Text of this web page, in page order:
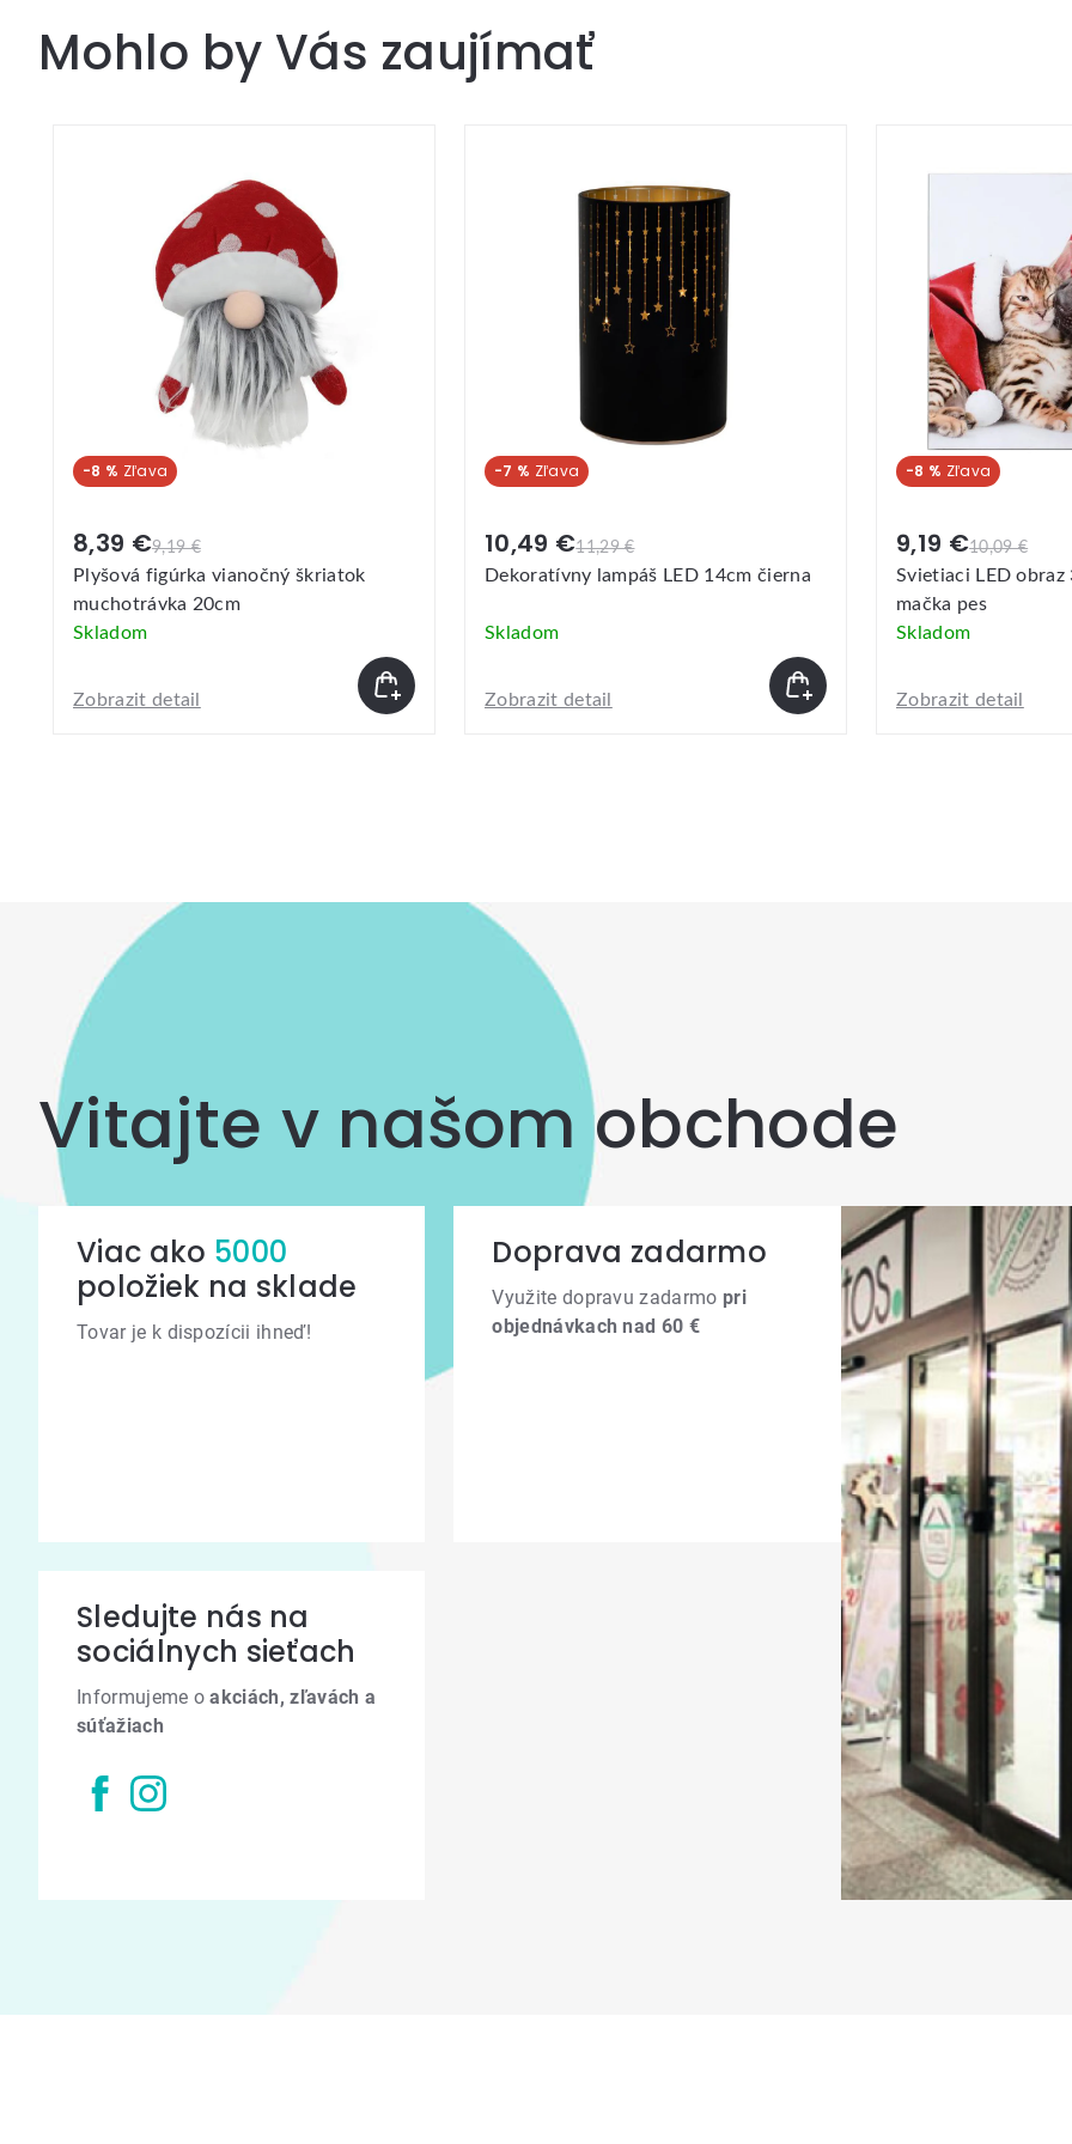
Mohlo by Vás zaujímať
-8 %
9,19 €
8,39 €
Plyšová figúrka vianočný škriatok
muchotrávka 20cm
Skladom
Zobrazit detail
-7 %
11,29 €
10,49 €
Dekoratívny lampáš LED 14cm čierna
Skladom
Zobrazit detail
-8 %
10,09 €
9,19 €
Svietiaci LED
mačka pes
Skladom
Zobrazit detail
Vitajte v našom obchode
Viac ako 5000
položiek na sklade
Tovar je k dispozícii ihneď!
Doprava zadarmo
Využite dopravu zadarmo pri
objednávkach nad 60 €
Sledujte nás na
sociálnych sieťach
Informujeme oakciách, zľavách a
súťažiach